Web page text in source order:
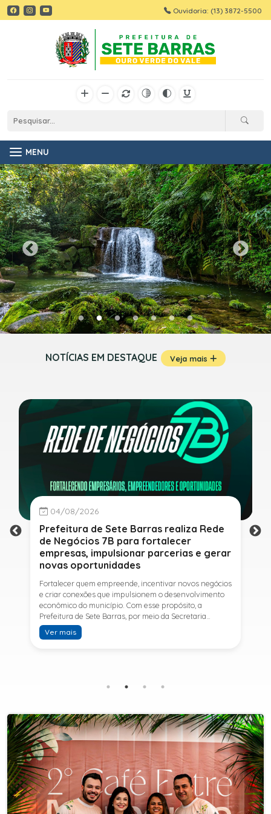
Ouvidoria: (13) 3872-5500
MENU
NOTÍCIAS EM DESTAQUE Veja mais
04/08/2026
Prefeitura de Sete Barras realiza Rede
de Negócios 7B para fortalecer
empresas, impulsionar parcerias e gerar
novas oportunidades
Fortalecer quem empreende, incentivar novos negócios
e criar conexões que impulsionem o desenvolvimento
econômico do município. Com esse propósito, a
Prefeitura de Sete Barras, por meio da Secretaria
Municipal de Turismo e Desenvolvimento Econômico,
promove na próxima terça-feira (11) a Rede de Negócios
telecomunicações e fundador da empresa Seu
Consultor, que compartilhará estratégias para
aumentar resultados, fortalecer relacionamentos
comerciais e ampliar as oportunidades de
negócios.Para a Secretária Municipal de Turismo e
Desenvolvimento Econômico, Edna Carvalho, a Rede de
Negócios 7B representa mais uma iniciativa da gestão
do Prefeito Ítalo Costa para fortalecer o
empreendedorismo e incentivar o crescimento das
Ver mais